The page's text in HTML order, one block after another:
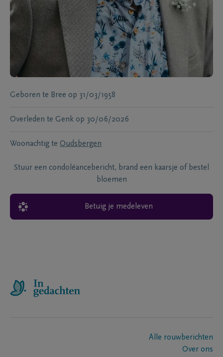
Geboren te Bree op 31/03/1958
Overleden te Genk op 30/06/2026
Woonachtig te Oudsbergen
Stuur een condoléancebericht, brand een kaarsje of bestel
bloemen
Betuig je medeleven
Alle rouwberichten
Over ons